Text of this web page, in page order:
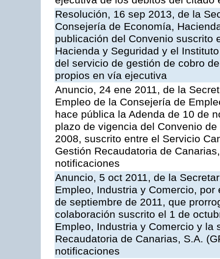
Resolución, 16 sep 2013, de la
Consejería de Economía,
publicación del Convenio suscrito
Hacienda y Seguridad y el
del servicio de gestión de cobro
propios en vía ejecutiva
Anuncio, 24 ene 2011, de la
Empleo de la Consejería de
hace pública la Adenda de 10 de
plazo de vigencia del Convenio
2008, suscrito entre el Servicio
Gestión Recaudatoria de
notificaciones
Anuncio, 5 oct 2011, de la
Empleo, Industria y Comercio,
de septiembre de 2011, que
colaboración suscrito el 1 de
Empleo, Industria y Comercio y la
Recaudatoria de Canarias, S.A.
notificaciones